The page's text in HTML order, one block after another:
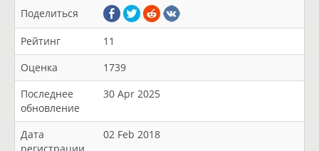
Поделиться
Рейтинг
11
Оценка
1739
Последнее
обновление
30 Apr 2025
Дата
02 Feb 2018